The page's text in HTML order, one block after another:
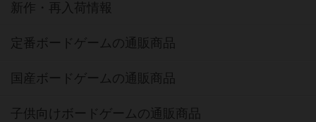
新作・再入荷情報
定番ボードゲームの通販商品
国産ボードゲームの通販商品
子供向けボードゲームの通販商品